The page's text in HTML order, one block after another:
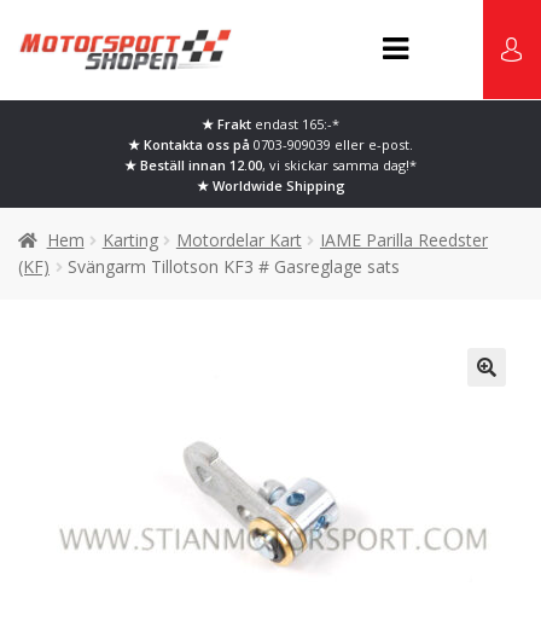
till
navigering
till
Racewear
★ Frakt endast 165:-*
★ Kontakta oss på 0703-909039 eller e-post.
★ Beställ innan 12.00, vi skickar samma dag!*
★ Worldwide Shipping
Hem Karting Motordelar Kart
IAME Parilla Reedster
(KF)
Svängarm Tillotson KF3 # Gasreglage sats